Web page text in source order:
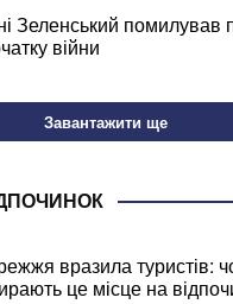
Зеленський помилував
війни
Завантажити ще
вразила туристів:
це місце на